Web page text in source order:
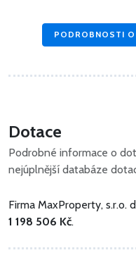
PODROBNOSTI
Dotace
Podrobné informace o
nejúplnější databáze
Firma MaxProperty, s.r.o.
1 198 506 Kč.